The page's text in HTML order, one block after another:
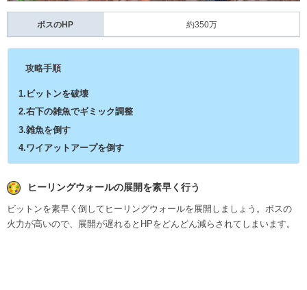
ボスのHP 約350万
攻略手順
1.ビットンを破壊
2.右下の雑魚でギミック調整
3.雑魚を倒す
4.ワイアットアープを倒す
ヒーリングウォールの展開を素早く行う
ビットンを素早く倒してヒーリングウォールを展開しましょう。ボスの
火力が高いので、展開が遅れるとHPをどんどん減らされてしまいます。